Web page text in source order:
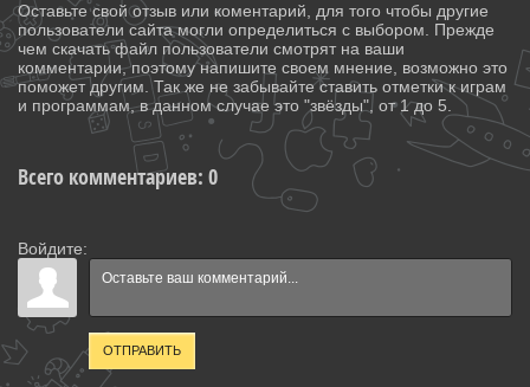
Оставьте свой отзыв или коментарий, для того чтобы другие
пользователи сайта могли определиться с выбором. Прежде
чем скачать файл пользователи смотрят на ваши
комментарии, поэтому напишите своем мнение, возможно это
поможет другим. Так же не забывайте ставить отметки к играм
и программам, в данном случае это "звёзды", от 1 до 5.
Всего комментариев: 0
Войдите:
ОТПРАВИТЬ